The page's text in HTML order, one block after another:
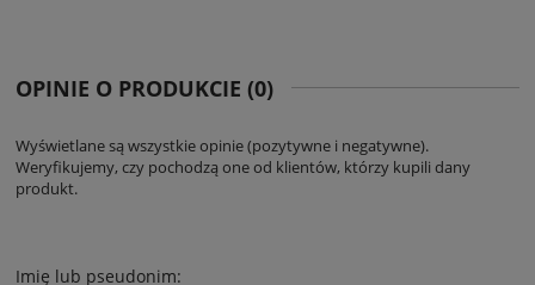
OPINIE O PRODUKCIE (0)
Wyświetlane są wszystkie opinie (pozytywne i negatywne).
Weryfikujemy, czy pochodzą one od klientów, którzy kupili dany
produkt.
Imię lub pseudonim: